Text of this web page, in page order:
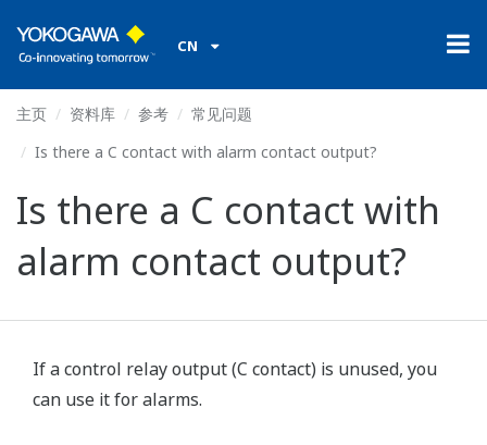
CN
主页 资料库 参考
常见问题
Is there a C contact with alarm contact output?
Is there a C contact with
alarm contact output?
If a control relay output (C contact) is unused, you
can use it for alarms.